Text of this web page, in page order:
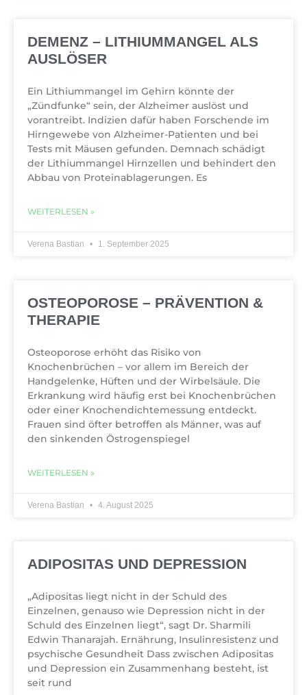
DEMENZ – LITHIUMMANGEL ALS
AUSLÖSER
Ein Lithiummangel im Gehirn könnte der
„Zündfunke“ sein, der Alzheimer auslöst und
vorantreibt. Indizien dafür haben Forschende im
Hirngewebe von Alzheimer-Patienten und bei
Tests mit Mäusen gefunden. Demnach schädigt
der Lithiummangel Hirnzellen und behindert den
Abbau von Proteinablagerungen. Es
WEITERLESEN »
Verena Bastian 1. September 2025
OSTEOPOROSE – PRÄVENTION &
THERAPIE
Osteoporose erhöht das Risiko von
Knochenbrüchen – vor allem im Bereich der
Handgelenke, Hüften und der Wirbelsäule. Die
Erkrankung wird häufig erst bei Knochenbrüchen
oder einer Knochendichtemessung entdeckt.
Frauen sind öfter betroffen als Männer, was auf
den sinkenden Östrogenspiegel
WEITERLESEN »
Verena Bastian 4. August 2025
ADIPOSITAS UND DEPRESSION
„Adipositas liegt nicht in der Schuld des
Einzelnen, genauso wie Depression nicht in der
Schuld des Einzelnen liegt“, sagt Dr. Sharmili
Edwin Thanarajah. Ernährung, Insulinresistenz und
psychische Gesundheit Dass zwischen Adipositas
und Depression ein Zusammenhang besteht, ist
seit rund